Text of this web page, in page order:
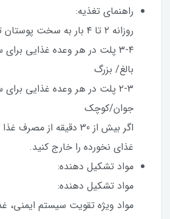
راهنمای تغذیه:
روزانه ۲ تا ۴ بار به سخت پوستان تازه متولد شده
۳-۴ پلت در هر وعده غذایی
بالغ/ بزرگ
۲-۳ پلت در هر وعده غذایی
جوان/کوچک
اگر بیش از 30 دقیقه از
غذای نخورده را خارج کنید.
مواد تشکیل دهنده:
مواد تشکیل دهنده:
مواد ویژه تقویت سیستم ایمنی،